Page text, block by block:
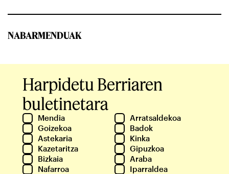
NABARMENDUAK
Harpidetu Berriaren
buletinetara
Mendia
Arratsaldekoa
Goizekoa
Badok
Astekaria
Kinka
Kazetaritza
Gipuzkoa
Bizkaia
Araba
Nafarroa
Iparraldea